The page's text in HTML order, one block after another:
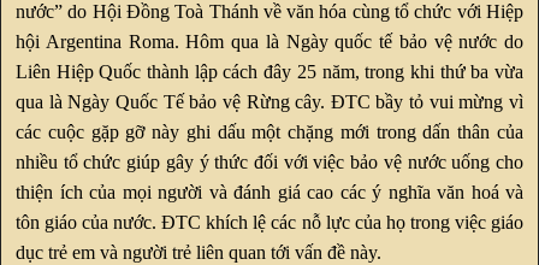
nước” do Hội Đồng Toà Thánh về văn hóa cùng tổ chức với Hiệp
hội Argentina Roma. Hôm qua là Ngày quốc tế bảo vệ nước do
Liên Hiệp Quốc thành lập cách đây 25 năm, trong khi thứ ba vừa
qua là Ngày Quốc Tế bảo vệ Rừng cây. ĐTC bầy tỏ vui mừng vì
các cuộc gặp gỡ này ghi dấu một chặng mới trong dấn thân của
nhiều tổ chức giúp gây ý thức đối với việc bảo vệ nước uống cho
thiện ích của mọi người và đánh giá cao các ý nghĩa văn hoá và
tôn giáo của nước. ĐTC khích lệ các nỗ lực của họ trong việc giáo
dục trẻ em và người trẻ liên quan tới vấn đề này.